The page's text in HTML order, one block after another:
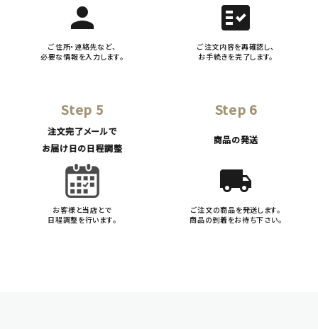
person
ご住所・連絡先など、
必要な情報を入力します。
fact_check
ご注文内容を再確認し、
お手続きを完了します。
Step 5
注文完了メールで
お届け日の日程調整
お客様と当店とで
日程調整を行います。
Step 6
商品の発送
local_shipping
ご注文の商品を発送します。
商品の到着をお待ち下さい。